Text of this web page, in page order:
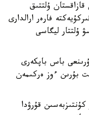
ۇلتتىق
العاشقى رەسمي ماتچىن 26 -قىركۇيەكتە فارەر ارالدارى
ۇلتتار ليگاسى
باس باپكەرى
بۇرىن ءوز ەركىمەن
قۇرۋدا